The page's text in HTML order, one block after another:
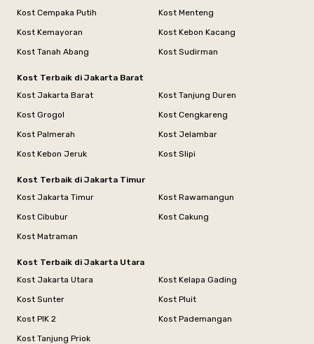
Kost Cempaka Putih
Kost Menteng
Kost Kemayoran
Kost Kebon Kacang
Kost Tanah Abang
Kost Sudirman
Kost Terbaik di Jakarta Barat
Kost Jakarta Barat
Kost Tanjung Duren
Kost Grogol
Kost Cengkareng
Kost Palmerah
Kost Jelambar
Kost Kebon Jeruk
Kost Slipi
Kost Terbaik di Jakarta Timur
Kost Jakarta Timur
Kost Rawamangun
Kost Cibubur
Kost Cakung
Kost Matraman
Kost Terbaik di Jakarta Utara
Kost Jakarta Utara
Kost Kelapa Gading
Kost Sunter
Kost Pluit
Kost PIK 2
Kost Pademangan
Kost Tanjung Priok